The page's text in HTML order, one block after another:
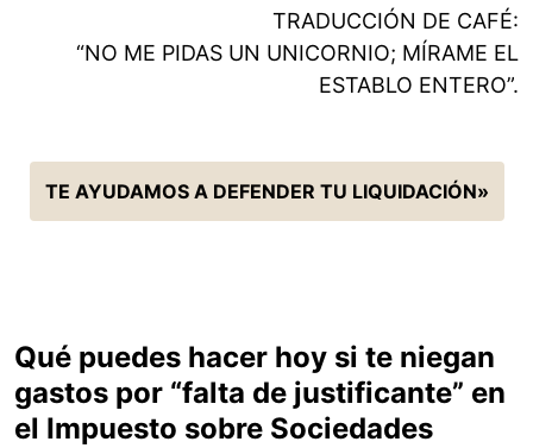
TRADUCCIÓN DE CAFÉ:
“NO ME PIDAS UN UNICORNIO; MÍRAME EL
ESTABLO ENTERO”.
TE AYUDAMOS A DEFENDER TU LIQUIDACIÓN»
Qué puedes hacer hoy si te niegan
gastos por “falta de justificante” en
el Impuesto sobre Sociedades